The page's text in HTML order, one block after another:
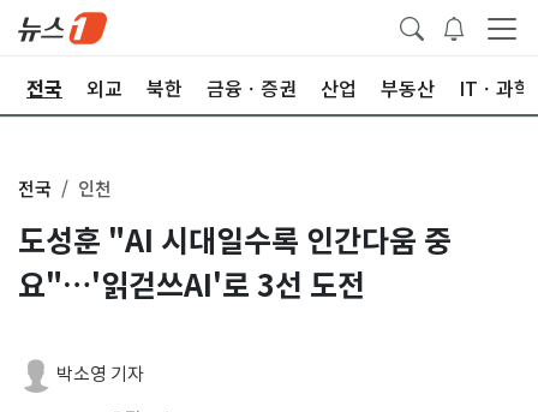
전국 외교 북한 금융ㆍ증권 산업 부동산 ITㆍ과학
전국 인천
도성훈 "AI 시대일수록 인간다움 중
요"…'읽걷쓰AI'로 3선 도전
박소영 기자